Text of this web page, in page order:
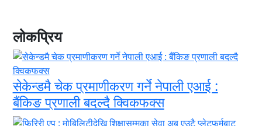
लोकप्रिय
सेकेन्डमै चेक प्रमाणीकरण गर्ने नेपाली एआई :
बैंकिङ प्रणाली बदल्दै क्विकफक्स